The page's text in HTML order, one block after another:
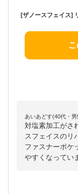
あいあどす(40代・男
対塩素加工がさ
スフェイスのリ
ファスナーポケ
やすくなってい